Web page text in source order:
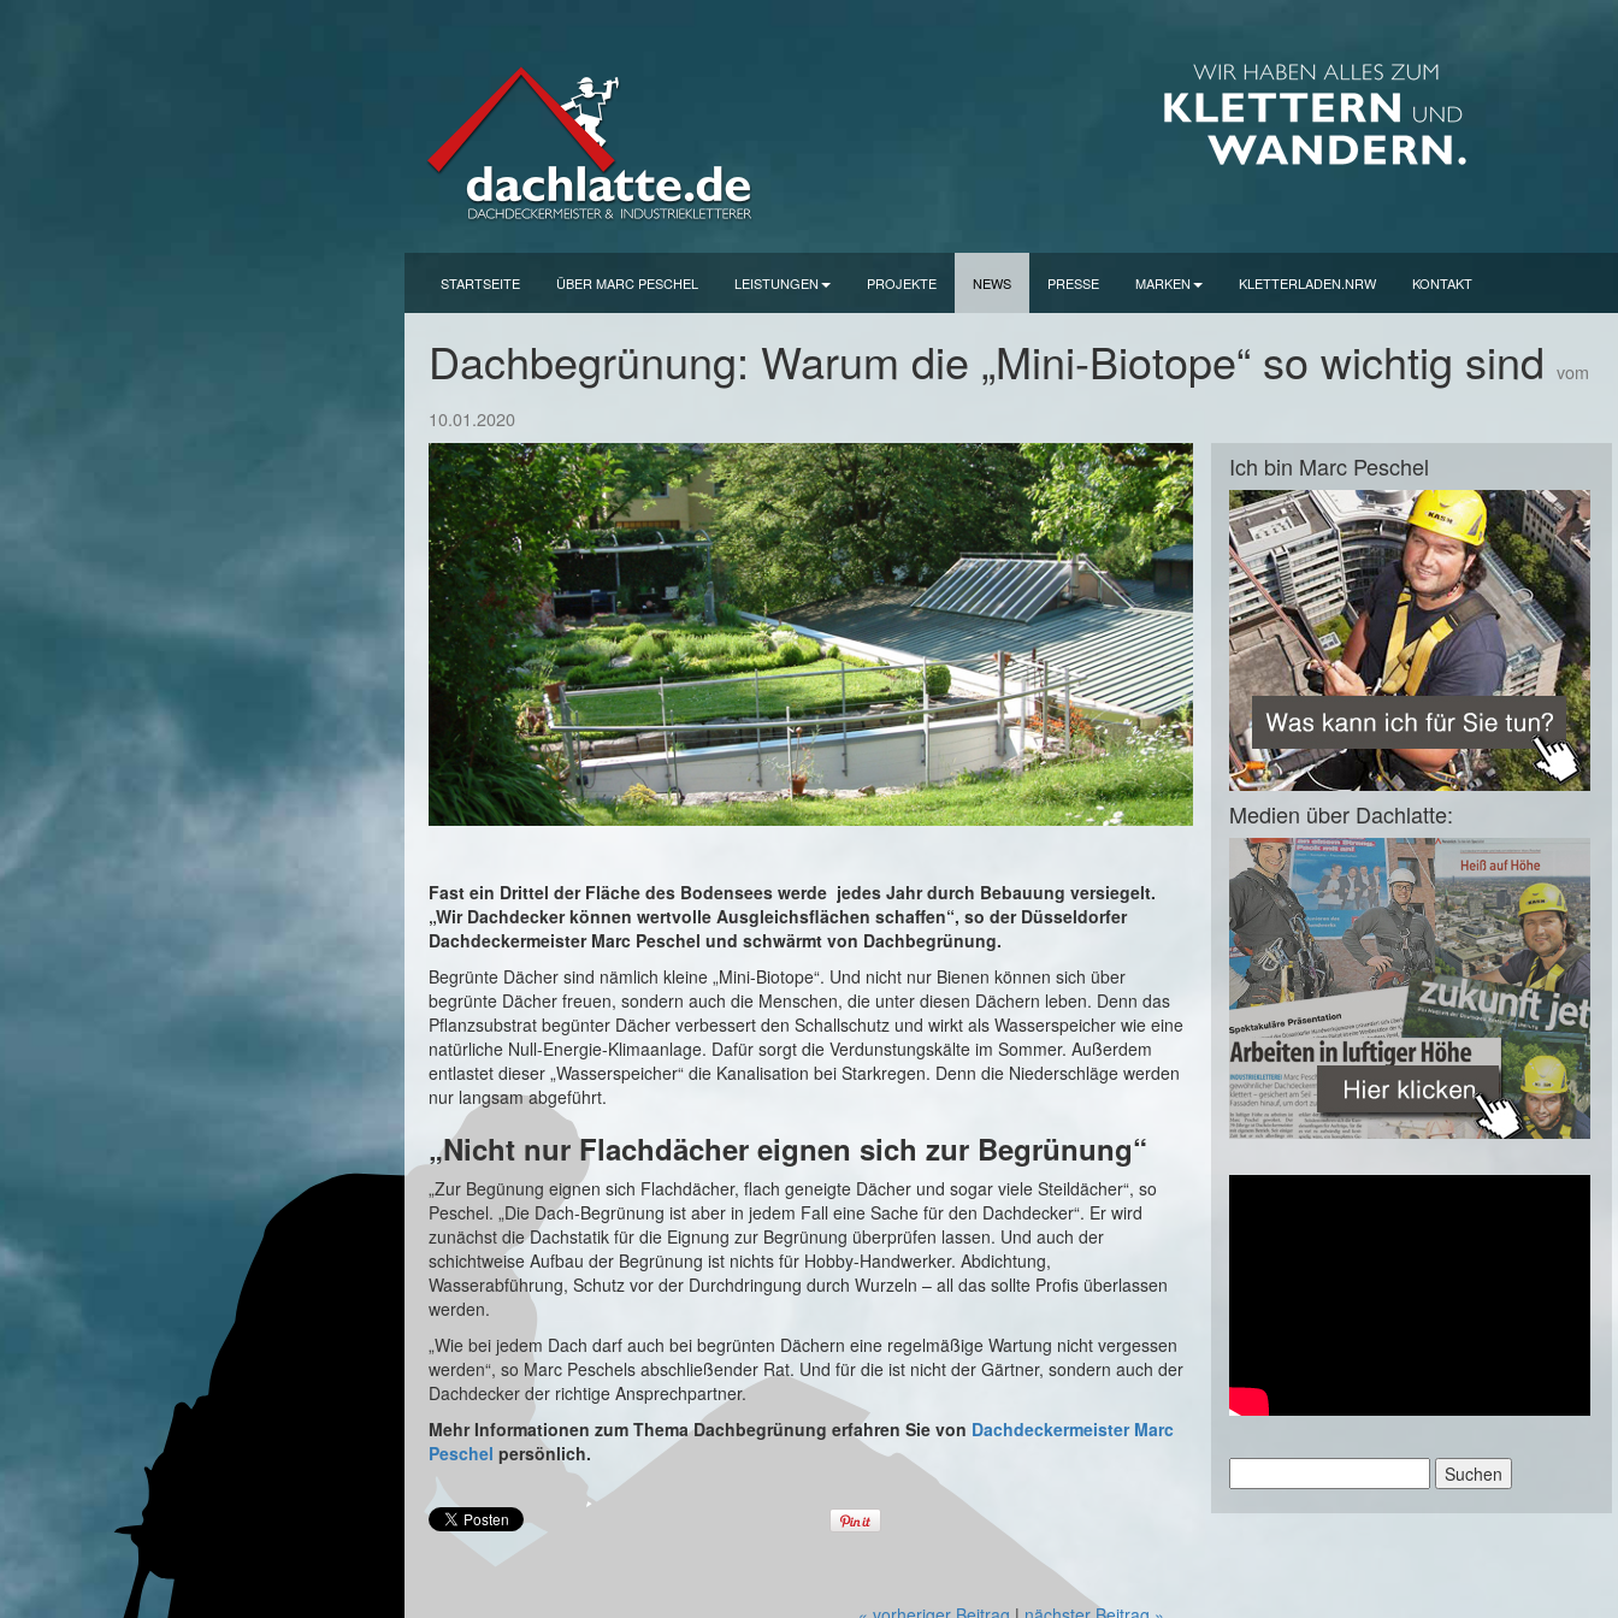
STARTSEITE ÜBER MARC PESCHEL LEISTUNGEN PROJEKTE NEWS PRESSE MARKEN KLETTERLADEN.NRW KONTAKT
Dachbegrünung: Warum die „Mini-Biotope“ so wichtig sind vom
10.01.2020
Fast ein Drittel der Fläche des Bodensees werde jedes Jahr durch Bebauung versiegelt.
„Wir Dachdecker können wertvolle Ausgleichsflächen schaffen“, so der Düsseldorfer
Dachdeckermeister Marc Peschel und schwärmt von Dachbegrünung.
Begrünte Dächer sind nämlich kleine „Mini-Biotope“. Und nicht nur Bienen können sich über
begrünte Dächer freuen, sondern auch die Menschen, die unter diesen Dächern leben. Denn das
Pflanzsubstrat begünter Dächer verbessert den Schallschutz und wirkt als Wasserspeicher wie eine
natürliche Null-Energie-Klimaanlage. Dafür sorgt die Verdunstungskälte im Sommer. Außerdem
entlastet dieser „Wasserspeicher“ die Kanalisation bei Starkregen. Denn die Niederschläge werden
nur langsam abgeführt.
„Nicht nur Flachdächer eignen sich zur Begrünung“
„Zur Begünung eignen sich Flachdächer, flach geneigte Dächer und sogar viele Steildächer“, so
Peschel. „Die Dach-Begrünung ist aber in jedem Fall eine Sache für den Dachdecker“. Er wird
zunächst die Dachstatik für die Eignung zur Begrünung überprüfen lassen. Und auch der
schichtweise Aufbau der Begrünung ist nichts für Hobby-Handwerker. Abdichtung,
Wasserabführung, Schutz vor der Durchdringung durch Wurzeln – all das sollte Profis überlassen
werden.
„Wie bei jedem Dach darf auch bei begrünten Dächern eine regelmäßige Wartung nicht vergessen
werden“, so Marc Peschels abschließender Rat. Und für die ist nicht der Gärtner, sondern auch der
Dachdecker der richtige Ansprechpartner.
Mehr Informationen zum Thema Dachbegrünung erfahren Sie von Dachdeckermeister Marc
Peschel persönlich.
Ich bin Marc Peschel
Medien über Dachlatte:
nach: